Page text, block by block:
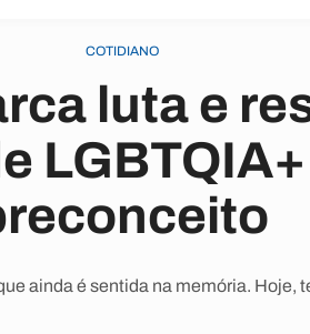
COTIDIANO
luta e
ainda é sentida na memória. Hoje,